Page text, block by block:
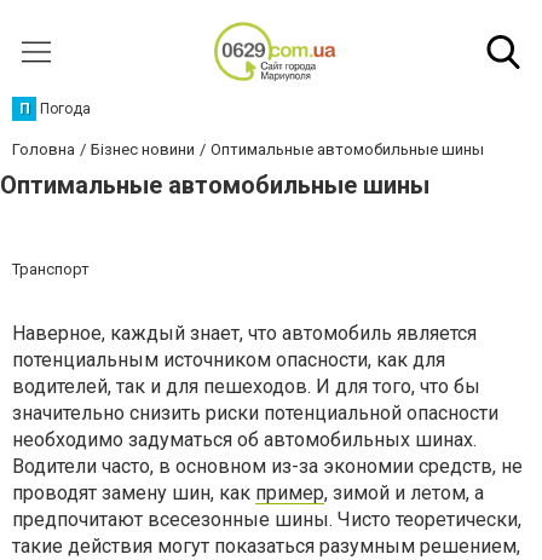
П Погода
Головна Бізнес новини Оптимальные автомобильные шины
Оптимальные автомобильные шины
Транспорт
Наверное, каждый знает, что автомобиль является
потенциальным источником опасности, как для
водителей, так и для пешеходов. И для того, что бы
значительно снизить риски потенциальной опасности
необходимо задуматься об автомобильных шинах.
Водители часто, в основном из-за экономии средств, не
проводят замену шин, как пример, зимой и летом, а
предпочитают всесезонные шины. Чисто теоретически,
такие действия могут показаться разумным решением,